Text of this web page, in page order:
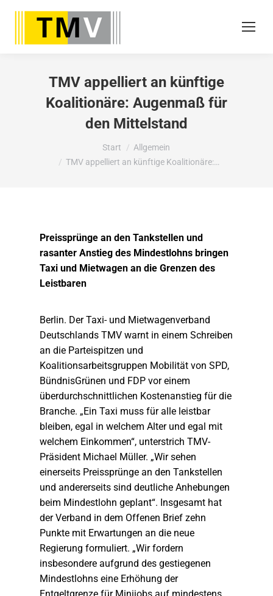
TMV appelliert an künftige
Koalitionäre: Augenmaß für
den Mittelstand
Sie befinden sich hier:
Start
Allgemein
TMV appelliert an künftige Koalitionäre:…
Preissprünge an den Tankstellen und
rasanter Anstieg des Mindestlohns bringen
Taxi und Mietwagen an die Grenzen des
Leistbaren
Berlin. Der Taxi- und Mietwagenverband
Deutschlands TMV warnt in einem Schreiben
an die Parteispitzen und
Koalitionsarbeitsgruppen Mobilität von SPD,
BündnisGrünen und FDP vor einem
überdurchschnittlichen Kostenanstieg für die
Branche. „Ein Taxi muss für alle leistbar
bleiben, egal in welchem Alter und egal mit
welchem Einkommen“, unterstrich TMV-
Präsident Michael Müller. „Wir sehen
einerseits Preissprünge an den Tankstellen
und andererseits sind deutliche Anhebungen
beim Mindestlohn geplant“. Insgesamt hat
der Verband in dem Offenen Brief zehn
Punkte mit Erwartungen an die neue
Regierung formuliert. „Wir fordern
insbesondere aufgrund des gestiegenen
Mindestlohns eine Erhöhung der